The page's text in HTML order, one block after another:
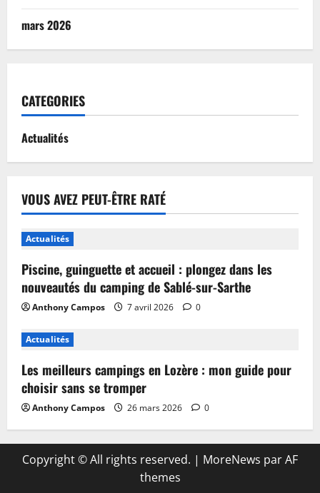
mars 2026
CATEGORIES
Actualités
VOUS AVEZ PEUT-ÊTRE RATÉ
Actualités
Piscine, guinguette et accueil : plongez dans les
nouveautés du camping de Sablé-sur-Sarthe
Anthony Campos 7 avril 2026 0
Actualités
Les meilleurs campings en Lozère : mon guide pour
choisir sans se tromper
Anthony Campos 26 mars 2026 0
Copyright © All rights reserved. | MoreNews par AF
themes